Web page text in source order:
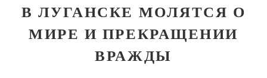
В ЛУГАНСКЕ МОЛЯТСЯ О
МИРЕ И ПРЕКРАЩЕНИИ
ВРАЖДЫ